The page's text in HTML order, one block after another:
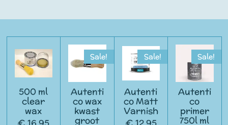
500 ml
clear
wax
Sale!
Autenti
co wax
kwast
groot
Sale!
Autenti
co Matt
Varnish
Sale!
Autenti
co
primer
750l ml